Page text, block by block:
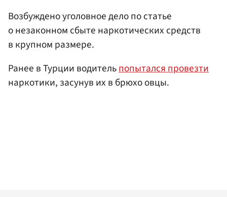
Возбуждено уголовное дело по статье
о незаконном сбыте наркотических средств
в крупном размере.
Ранее в Турции водительпопытался провезти
наркотики, засунув их в брюхо овцы.